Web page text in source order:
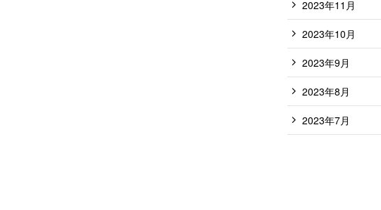
2023年11月
2023年10月
2023年9月
2023年8月
2023年7月